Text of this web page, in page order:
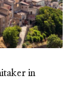
in